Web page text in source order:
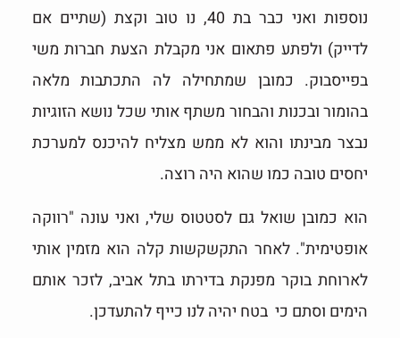
נוספות ואני כבר בת 40, נו טוב וקצת (שתיים אם
לדייק) ולפתע פתאום אני מקבלת הצעת חברות משי
בפייסבוק. כמובן שמתחילה לה התכתבות מלאה
בהומור ובכנות והבחור משתף אותי שכל נושא הזוגיות
נבצר מבינתו והוא לא ממש מצליח להיכנס למערכת
יחסים טובה כמו שהוא היה רוצה.
הוא כמובן שואל גם לסטטוס שלי, ואני עונה "רווקה
אופטימית". לאחר התקשקשות קלה הוא מזמין אותי
לארוחת בוקר מפנקת בדירתו בתל אביב, לזכר אותם
הימים וסתם כי בטח יהיה לנו כייף להתעדכן.